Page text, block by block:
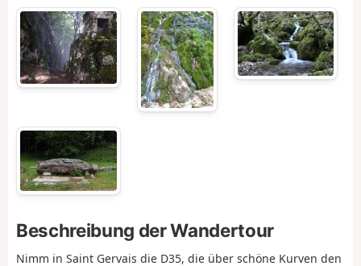
Beschreibung der Wandertour
Nimm in Saint Gervais die D35, die über schöne Kurven den